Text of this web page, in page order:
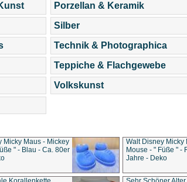
Porzellan & Keramik
Silber
Technik & Photographica
Teppiche & Flachgewebe
Volkskunst
Micky Maus - Mickey
" - Blau - Ca. 80er
Walt Disney Micky
Mouse - " Füße " -
Jahre - Deko